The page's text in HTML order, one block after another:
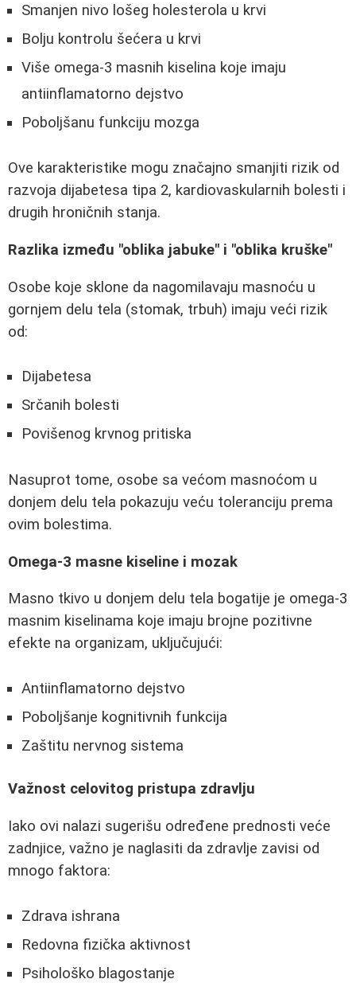
Smanjen nivo lošeg holesterola u krvi
Bolju kontrolu šećera u krvi
Više omega-3 masnih kiselina koje imaju
antiinflamatorno dejstvo
Poboljšanu funkciju mozga
Ove karakteristike mogu značajno smanjiti rizik od
razvoja dijabetesa tipa 2, kardiovaskularnih bolesti i
drugih hroničnih stanja.
Razlika između "oblika jabuke" i "oblika kruške"
Osobe koje sklone da nagomilavaju masnoću u
gornjem delu tela (stomak, trbuh) imaju veći rizik
od:
Dijabetesa
Srčanih bolesti
Povišenog krvnog pritiska
Nasuprot tome, osobe sa većom masnoćom u
donjem delu tela pokazuju veću toleranciju prema
ovim bolestima.
Omega-3 masne kiseline i mozak
Masno tkivo u donjem delu tela bogatije je omega-3
masnim kiselinama koje imaju brojne pozitivne
efekte na organizam, uključujući:
Antiinflamatorno dejstvo
Poboljšanje kognitivnih funkcija
Zaštitu nervnog sistema
Važnost celovitog pristupa zdravlju
Iako ovi nalazi sugerišu određene prednosti veće
zadnjice, važno je naglasiti da zdravlje zavisi od
mnogo faktora:
Zdrava ishrana
Redovna fizička aktivnost
Psihološko blagostanje